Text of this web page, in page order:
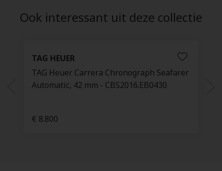
Ook interessant uit deze collectie
TAG HEUER
TAG Heuer Carrera Chronograph Seafarer
Automatic, 42 mm - CBS2016.EB0430
€ 8.800